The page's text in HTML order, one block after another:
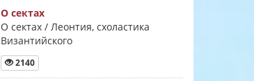
О сектах
О сектах / Леонтия, схоластика
Византийского
2140